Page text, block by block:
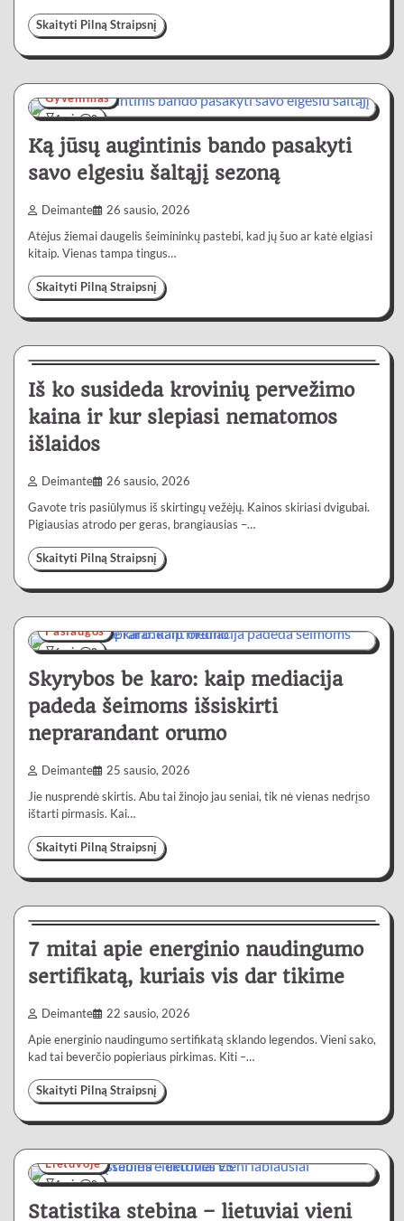
Skaityti Pilną Straipsnį
4 min 0
Gyvenimas
Ką jūsų augintinis bando pasakyti
savo elgesiu šaltąjį sezoną
Deimante 26 sausio, 2026
Atėjus žiemai daugelis šeimininkų pastebi, kad jų šuo ar katė elgiasi
kitaip. Vienas tampa tingus…
Skaityti Pilną Straipsnį
5 min
Paslaugos
Iš ko susideda krovinių pervežimo
kaina ir kur slepiasi nematomos
išlaidos
Deimante 26 sausio, 2026
Gavote tris pasiūlymus iš skirtingų vežėjų. Kainos skiriasi dvigubai.
Pigiausias atrodo per geras, brangiausias –…
Skaityti Pilną Straipsnį
6 min 0
Paslaugos
Skyrybos be karo: kaip mediacija
padeda šeimoms išsiskirti
neprarandant orumo
Deimante 25 sausio, 2026
Jie nusprendė skirtis. Abu tai žinojo jau seniai, tik nė vienas nedrįso
ištarti pirmasis. Kai…
Skaityti Pilną Straipsnį
4 min 0
7 mitai apie energinio naudingumo
sertifikatą, kuriais vis dar tikime
Deimante 22 sausio, 2026
Apie energinio naudingumo sertifikatą sklando legendos. Vieni sako,
kad tai beverčio popieriaus pirkimas. Kiti –…
Skaityti Pilną Straipsnį
4 min 0
Lietuvoje
Statistika stebina – lietuviai vieni